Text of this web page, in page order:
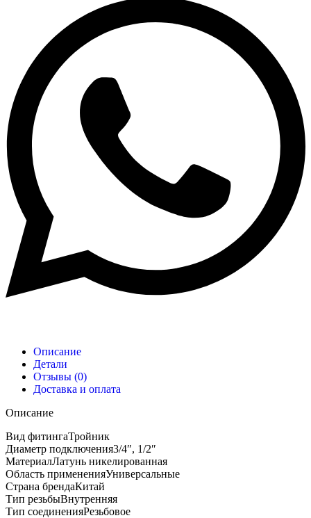
Описание
Детали
Отзывы (0)
Доставка и оплата
Описание
Вид фитингаТройник
Диаметр подключения3/4″, 1/2″
МатериалЛатунь никелированная
Область примененияУниверсальные
Страна брендаКитай
Тип резьбыВнутренняя
Тип соединенияРезьбовое